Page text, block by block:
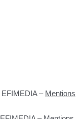
– Mentions